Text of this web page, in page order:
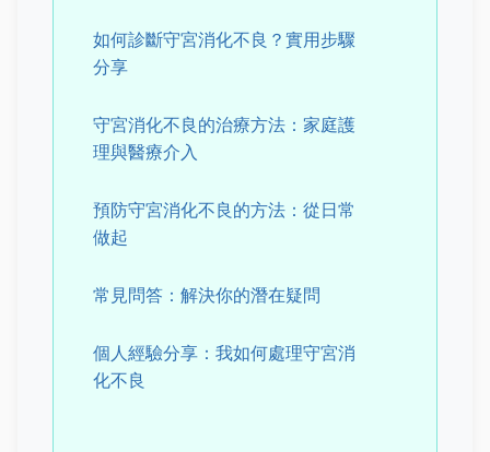
如何診斷守宮消化不良？實用步驟
分享
守宮消化不良的治療方法：家庭護
理與醫療介入
預防守宮消化不良的方法：從日常
做起
常見問答：解決你的潛在疑問
個人經驗分享：我如何處理守宮消
化不良